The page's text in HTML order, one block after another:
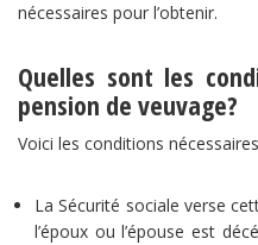
nécessaires pour l’obtenir.
Quelles sont les
pension de veuvage?
Voici les conditions
La Sécurité sociale verse
l’époux ou l’épouse est